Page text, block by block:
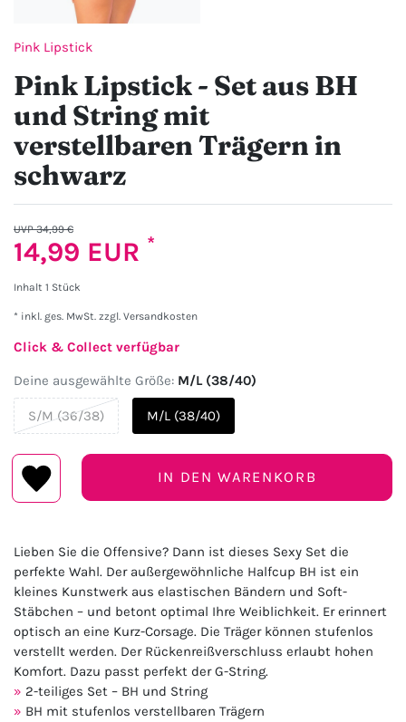
Pink Lipstick
Pink Lipstick - Set aus BH
und String mit
verstellbaren Trägern in
schwarz
UVP 34,99 €
14,99 EUR *
Inhalt 1 Stück
* inkl. ges. MwSt. zzgl. Versandkosten
Click & Collect verfügbar
Deine ausgewählte Größe: M/L (38/40)
S/M (36/38) M/L (38/40)
IN DEN WARENKORB
Lieben Sie die Offensive? Dann ist dieses Sexy Set die
perfekte Wahl. Der außergewöhnliche Halfcup BH ist ein
kleines Kunstwerk aus elastischen Bändern und Soft-
Stäbchen – und betont optimal Ihre Weiblichkeit. Er erinnert
optisch an eine Kurz-Corsage. Die Träger können stufenlos
verstellt werden. Der Rückenreißverschluss erlaubt hohen
Komfort. Dazu passt perfekt der G-String.
2-teiliges Set – BH und String
BH mit stufenlos verstellbaren Trägern